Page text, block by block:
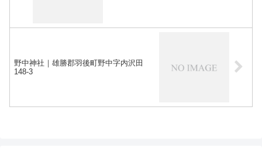
野中神社｜雄勝郡羽後町野中字内沢田
148-3